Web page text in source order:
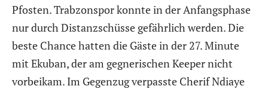
Pfosten. Trabzonspor konnte in der Anfangsphase
nur durch Distanzschüsse gefährlich werden. Die
beste Chance hatten die Gäste in der 27. Minute
mit Ekuban, der am gegnerischen Keeper nicht
vorbeikam. Im Gegenzug verpasste Cherif Ndiaye